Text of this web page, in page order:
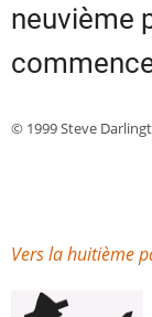
neuvième
© 1999 Steve
Vers la huitième